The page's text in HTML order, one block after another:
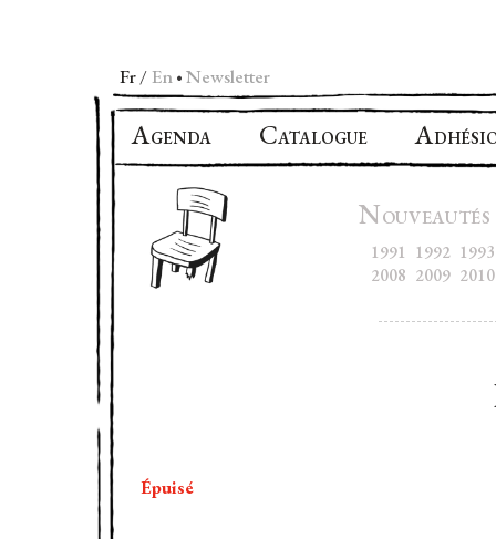
Fr En•Newsletter
AGENDA CATALOGUE A
NOUVEAUTÉS
1991 1992 1993
2008 2009 2010
Épuisé